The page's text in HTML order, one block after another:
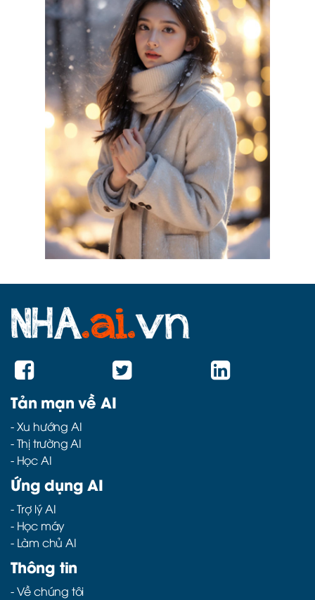
Tản mạn về AI
-Xu hướng AI
-Thị trường AI
- Học AI
Ứng dụng AI
-Trợ lý AI
- Học máy
- Làm chủ AI
Thông tin
- Về chúng tôi